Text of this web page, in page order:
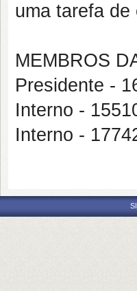
uma tarefa
MEMBROS
Presidente -
Interno -
Interno -